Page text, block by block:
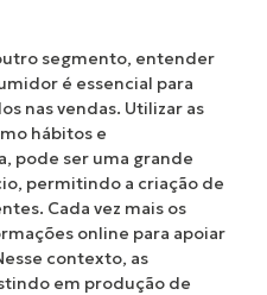
segmento, entender
é essencial para
nas vendas. Utilizar as
hábitos e
pode ser uma grande
permitindo a criação de
Cada vez mais os
online para apoiar
contexto, as
em produção de